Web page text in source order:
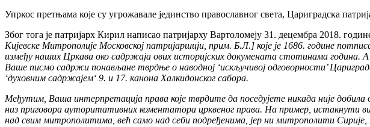
Упркос претњама које су угрожавале јединство православног света, Цариградска
Због тога је патријарх Кирил написао патријарху Вартоломеју 31. децембра 2018.
Кијевске Митрополије Московској патријаршији, прим. Б.Л.] које је 1686. године
између наших Цркава око садржаја ових историјских докумената стотинама година. А
Ваше писмо садржи понављане тврдње о наводној ‘искључивој одговорности’
‘духовним садржајем‘ 9. и 17. канона Халкидонског сабора.
Међутим, Ваша интерпретација права којe тврдите да поседујете никада није
низ приговора ауторитативних коментатора црквеног права. На пример, истакнути
над свим митрополитима, већ само над себи подређенима, јер ни митрополити Сирије,